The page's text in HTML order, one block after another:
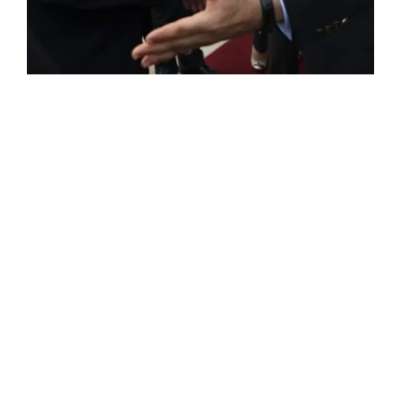
ROSE VALLAND, HEROÏNE DE LA RESISTANCE